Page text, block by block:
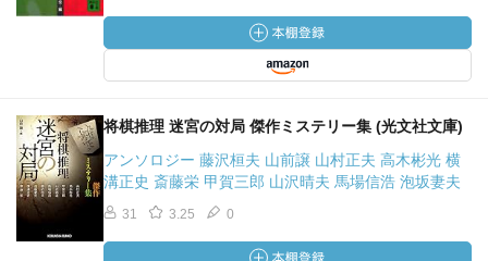
将棋推理 迷宮の対局 傑作ミステリー集 (光文社文庫)
アンソロジー 藤沢桓夫 山前譲 山村正夫 高木彬光 横
溝正史 斎藤栄 甲賀三郎 山沢晴夫 馬場信浩 泡坂妻夫
31 3.25 0